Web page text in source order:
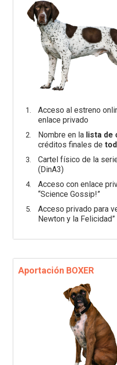
Acceso al estreno
enlace privado
Nombre en la lista de
créditos finales de
Cartel físico de la
(DinA3)
Acceso con enlace
“Science Gossip!”
Acceso privado para
Newton y la Felicidad”
Aportación BOXER